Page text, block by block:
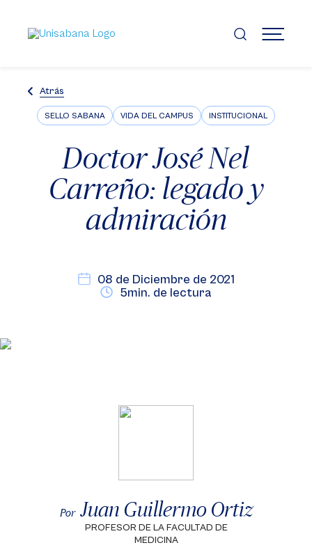
contenido
principal
MENÚ
Atrás
SELLO SABANA VIDA DEL CAMPUS INSTITUCIONAL
Doctor José Nel
Carreño: legado y
admiración
08 de Diciembre de 2021
5min. de lectura
Por Juan Guillermo Ortiz
PROFESOR DE LA FACULTAD DE
MEDICINA